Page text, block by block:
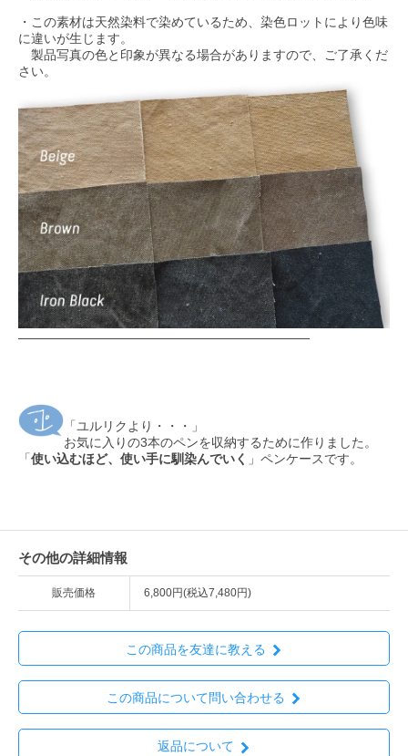
・この素材は天然染料で染めているため、染色ロットにより色味
に違いが生じます。
製品写真の色と印象が異なる場合がありますので、ご了承くだ
さい。
────────────────────────────────
「ユルリクより・・・」
お気に入りの3本のペンを収納するために作りました。
「使い込むほど、使い手に馴染んでいく 」ペンケースです。
その他の詳細情報
販売価格 6,800円(税込7,480円)
この商品を友達に教える
この商品について問い合わせる
返品について